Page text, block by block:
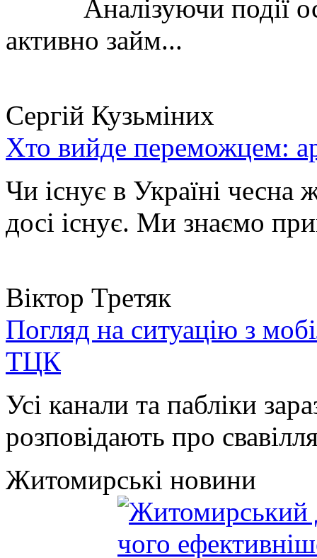
Аналізуючи події
активно займ...
Сергій Кузьміних
Хто вийде переможцем:
Чи існує в Україні чесна
досі існує. Ми знаємо
Віктор Третяк
Погляд на ситуацію з
ТЦК
Усі канали та пабліки
розповідають про
Житомирські новини